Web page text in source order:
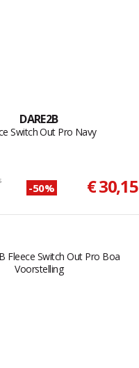
DARE2B
Switch Out Pro Navy
-50% € 30,15